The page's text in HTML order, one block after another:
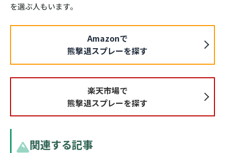
を選ぶ人もいます。
Amazonで
熊撃退スプレーを探す
楽天市場で
熊撃退スプレーを探す
関連する記事